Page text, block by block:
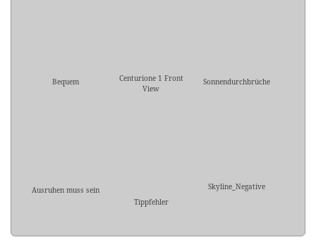
Bequem
Centurione 1 Front
View
Sonnendurchbrüche
Ausruhen muss sein
Tippfehler
Skyline_Negative